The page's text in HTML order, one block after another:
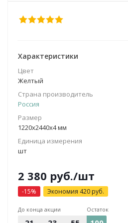
Характеристики
Цвет
Желтый
Страна производитель
Россия
Размер
1220х2440х4 мм
Единица измерения
шт
2 380 руб./шт
-15% Экономия 420 руб.
До конца акции Остаток